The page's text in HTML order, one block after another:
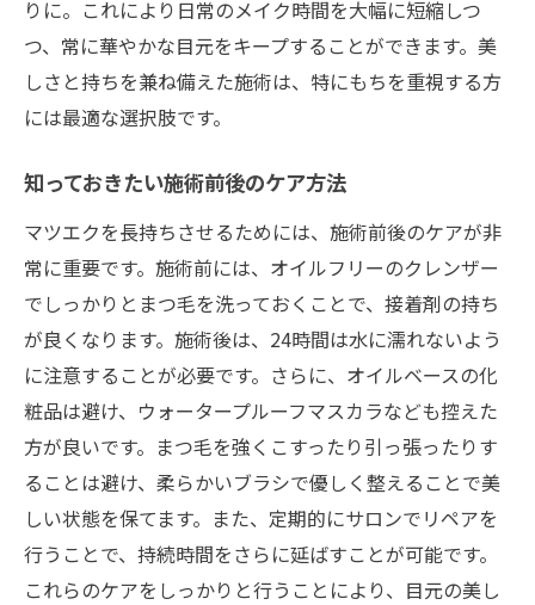
りに。これにより日常のメイク時間を大幅に短縮しつ
つ、常に華やかな目元をキープすることができます。美
しさと持ちを兼ね備えた施術は、特にもちを重視する方
には最適な選択肢です。
知っておきたい施術前後のケア方法
マツエクを長持ちさせるためには、施術前後のケアが非
常に重要です。施術前には、オイルフリーのクレンザー
でしっかりとまつ毛を洗っておくことで、接着剤の持ち
が良くなります。施術後は、24時間は水に濡れないよう
に注意することが必要です。さらに、オイルベースの化
粧品は避け、ウォータープルーフマスカラなども控えた
方が良いです。まつ毛を強くこすったり引っ張ったりす
ることは避け、柔らかいブラシで優しく整えることで美
しい状態を保てます。また、定期的にサロンでリペアを
行うことで、持続時間をさらに延ばすことが可能です。
これらのケアをしっかりと行うことにより、目元の美し